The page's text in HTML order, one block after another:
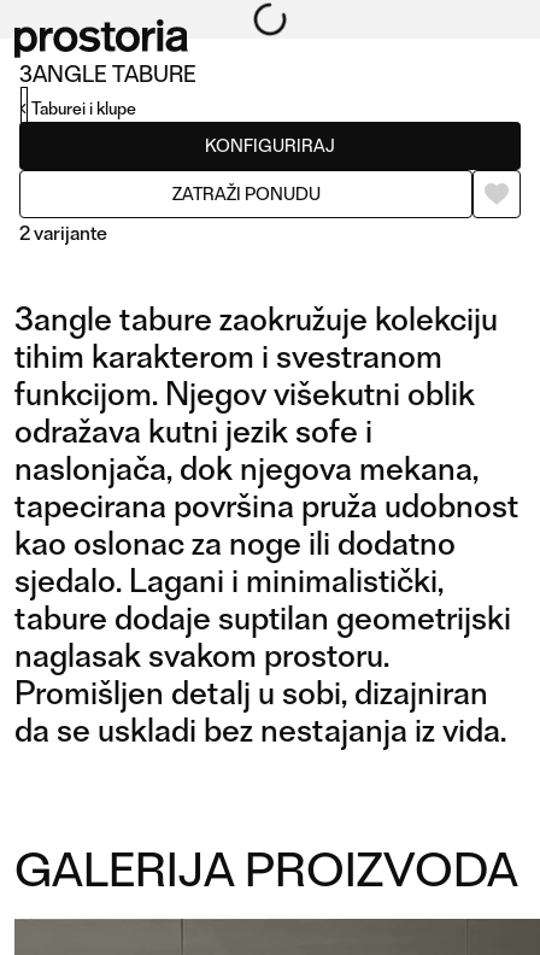
3ANGLE TABURE
KONFIGURIRAJ
ZATRAŽI PONUDU
2 varijante
TABURE KOMPOZICIJA 01
Taburei i klupe
3angle tabure zaokružuje kolekciju
tihim karakterom i svestranom
funkcijom. Njegov višekutni oblik
odražava kutni jezik sofe i
naslonjača, dok njegova mekana,
tapecirana površina pruža udobnost
kao oslonac za noge ili dodatno
sjedalo. Lagani i minimalistički,
tabure dodaje suptilan geometrijski
naglasak svakom prostoru.
Promišljen detalj u sobi, dizajniran
da se uskladi bez nestajanja iz vida.
GALERIJA PROIZVODA